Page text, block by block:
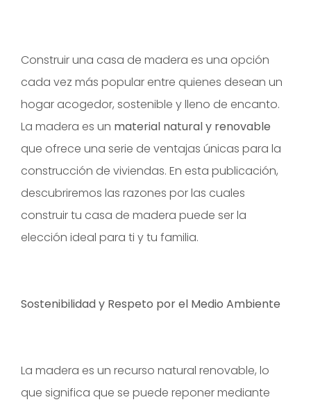
Construir una casa de madera es una opción
cada vez más popular entre quienes desean un
hogar acogedor, sostenible y lleno de encanto.
La madera es un material natural y renovable
que ofrece una serie de ventajas únicas para la
construcción de viviendas. En esta publicación,
descubriremos las razones por las cuales
construir tu casa de madera puede ser la
elección ideal para ti y tu familia.
Sostenibilidad y Respeto por el Medio Ambiente
La madera es un recurso natural renovable, lo
que significa que se puede reponer mediante